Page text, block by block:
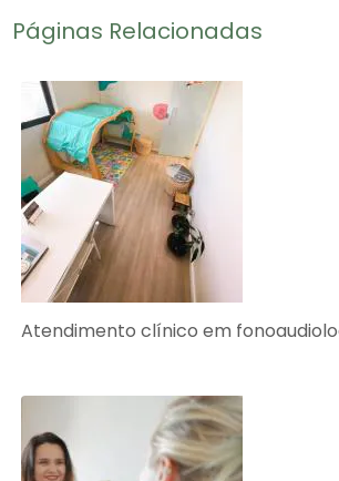
Páginas Relacionadas
Atendimento clínico em